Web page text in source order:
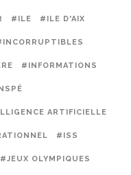
#ILE #ILE D'AIX
#INFORMATIONS
ARTIFICIELLE
#ISS
#JEUX OLYMPIQUES